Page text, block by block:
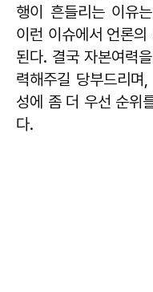
행이 흔들리는 이유
이런 이슈에서 언론
된다. 결국 자본여력
력해주길 당부드리며
성에 좀 더 우선 순위
다.